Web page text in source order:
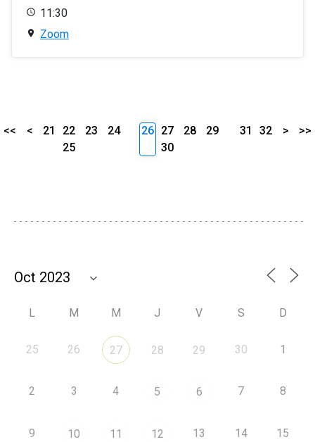
11:30
Zoom
<< < 21 22 23
24
25
26 27 28
29
30
31 32 > >>
L M M J V S D
25 26 27 28 29 30 1
2 3 4 5 6 7 8
9 10 11 12 13 14 15